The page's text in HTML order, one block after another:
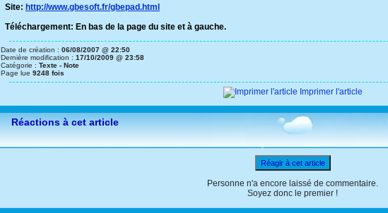
Site: http://www.gbesoft.fr/gbepad.html
Téléchargement: En bas de la page du site et à gauche.
Date de création : 06/08/2007 @ 22:50
Dernière modification : 17/10/2009 @ 23:58
Catégorie : Texte - Note
Page lue 9248 fois
Imprimer l'article
Réactions à cet article
Réagir à cet article
Personne n'a encore laissé de commentaire.
Soyez donc le premier !